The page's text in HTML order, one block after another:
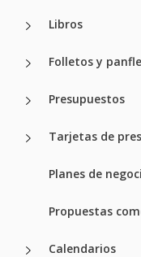
Libros
Folletos y
Presupuestos
Tarjetas de
Planes de
Propuestas
Calendarios